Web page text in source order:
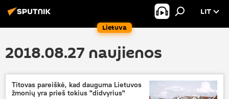
Lietuva
LIT
2018.08.27 naujienos
Titovas pareiškė, kad dauguma Lietuvos
žmonių yra prieš tokius "didvyrius"